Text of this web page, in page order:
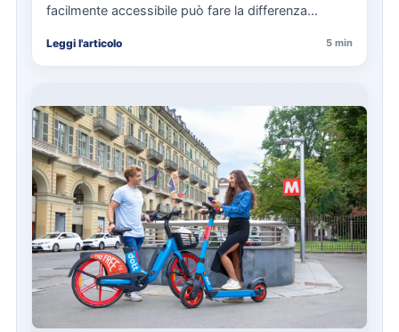
facilmente accessibile può fare la differenza
soprattutto…
Leggi l'articolo 5 min